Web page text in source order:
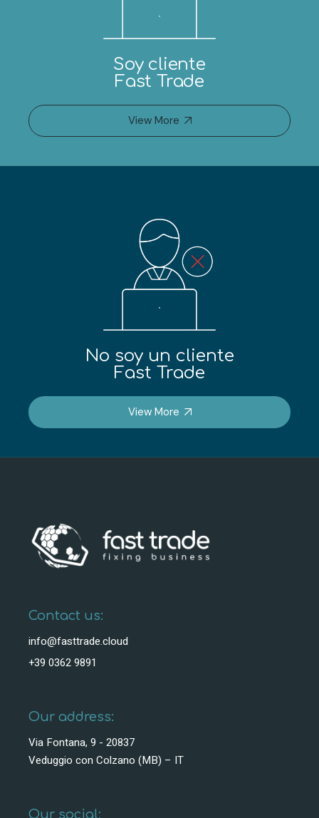
Soy cliente
Fast Trade
View More
No soy un cliente
Fast Trade
View More
Contact us:
info@fasttrade.cloud
+39 0362 9891
Our address:
Via Fontana, 9 - 20837
Veduggio con Colzano (MB) – IT
Our social: